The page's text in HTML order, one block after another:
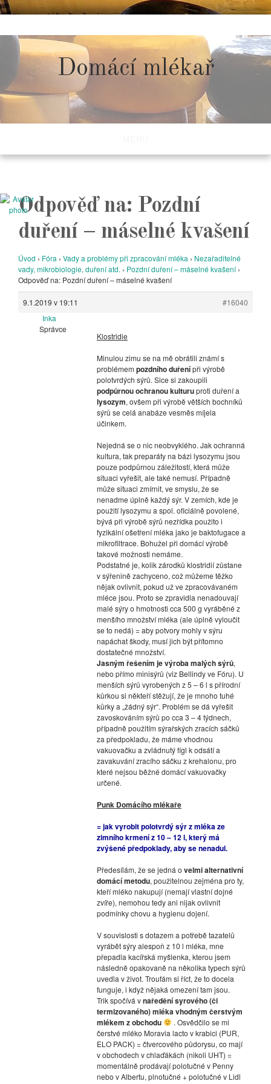
to
content
Domácí mlékař
Odpověď na: Pozdní
duření – máselné kvašení
Úvod › Fóra › Vady a problémy při zpracování mléka › Nezařaditelné
vady, mikrobiologie, duření atd. › Pozdní duření – máselné kvašení ›
Odpověď na: Pozdní duření – máselné kvašení
9.1.2019 v 19:11
#16040
Inka
Správce
Klostridie
Minulou zimu se na mě obrátili známí s
problémem pozdního duřenípři výrobě
polotvrdých sýrů. Sice si zakoupili
podpůrnou ochranou kulturuproti duření a
lysozym, ovšem při výrobě větších bochníků
sýrů se celá anabáze vesměs míjela
účinkem.
Nejedná se o nic neobvyklého. Jak ochranná
kultura, tak preparáty na bázi lysozymu jsou
pouze podpůrnou záležitostí, která může
situaci vyřešit, ale také nemusí. Případně
může situaci zmírnit, ve smyslu, že se
nenadme úplně každý sýr. V zemích, kde je
použití lysozymu a spol. oficiálně povolené,
bývá při výrobě sýrů nezřídka použito i
fyzikální ošetření mléka jako je baktofugace a
mikrofiltrace. Bohužel při domácí výrobě
takové možnosti nemáme.
Podstatné je, kolik zárodků klostridií zůstane
v sýřenině zachyceno, což můžeme těžko
nějak ovlivnit, pokud už ve zpracovávaném
mléce jsou. Proto se zpravidla nenadouvají
malé sýry o hmotnosti cca 500 g vyráběné z
menšího množství mléka (ale úplně vyloučit
se to nedá) = aby potvory mohly v sýru
napáchat škody, musí jich být přítomno
dostatečné množství.
Jasným řešením je výroba malých sýrů,
nebo přímo minisýrů (viz Bellindy ve Fóru). U
menších sýrů vyrobených z 5 – 6 l s přírodní
kůrkou si někteří stěžují, že je mnoho tuhé
kůrky a „žádný sýr“. Problém se dá vyřešit
zavoskováním sýrů po cca 3 – 4 týdnech,
případně použitím sýrařských zracích sáčků
za předpokladu, že máme vhodnou
vakuovačku a zvládnutý fígl k odsátí a
zavakuvání zracího sáčku z krehalonu, pro
které nejsou běžné domácí vakuovačky
určené.
Punk Domácího mlékaře
= jak vyrobit polotvrdý sýr z mléka ze
zimního krmení z 10 – 12 l, který má
zvýšené předpoklady, aby se nenadul.
Předesílám, že se jedná o velmi alternativní
domácí metodu, použitelnou zejména pro ty,
kteří mléko nakupují (nemají vlastní dojné
zvíře), nemohou tedy ani nijak ovlivnit
podmínky chovu a hygienu dojení.
V souvislosti s dotazem a potřebě tazatelů
vyrábět sýry alespoň z 10 l mléka, mne
přepadla kacířská myšlenka, kterou jsem
následně opakovaně na několika typech sýrů
uvedla v život. Troufám si říct, že to docela
funguje, i když nějaká omezení tam jsou.
Trik spočívá vnaředění syrového (či
termizovaného) mléka vhodným čerstvým
mlékem z obchodu
. Osvědčilo se mi
čerstvé mléko Moravia lacto v krabici (PUR,
ELO PACK) = čtvercového půdorysu, co mají
v obchodech v chlaďákách (nikoli UHT) =
momentálně prodávají polotučné v Penny
nebo v Albertu, plnotučné + polotučné v Lidl